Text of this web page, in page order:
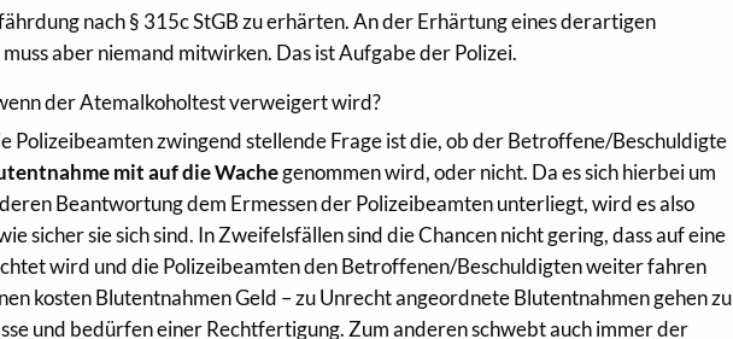
nach § 315c StGB zu erhärten. An der Erhärtung eines derartigen
aber niemand mitwirken. Das ist Aufgabe der Polizei.
der Atemalkoholtest verweigert wird?
Polizeibeamten zwingend stellende Frage ist die, ob der Betroffene/Beschuldigte
mit auf die Wachegenommen wird, oder nicht. Da es sich hierbei um
Beantwortung dem Ermessen der Polizeibeamten unterliegt, wird es also
sicher sie sich sind. In Zweifelsfällen sind die Chancen nicht gering, dass auf eine
wird und die Polizeibeamten den Betroffenen/Beschuldigten weiter fahren
kosten Blutentnahmen Geld – zu Unrecht angeordnete Blutentnahmen gehen zu
und bedürfen einer Rechtfertigung. Zum anderen schwebt auch immer der